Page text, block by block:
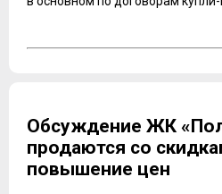
Обсуждение ЖК
продаются со
повышение цен